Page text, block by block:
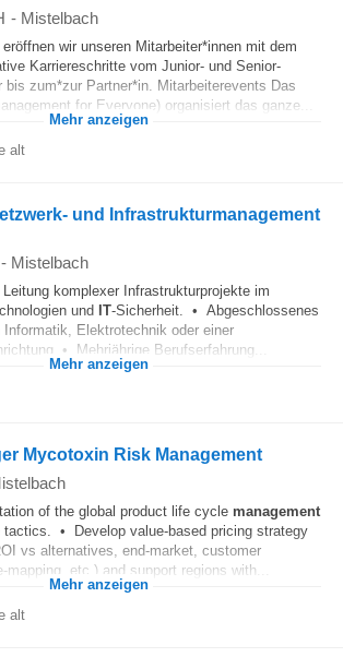
- Mistelbach
wir unseren Mitarbeiter*innen mit dem
Karriereschritte vom Junior- und Senior-
bis zum*zur Partner*in. Mitarbeiterevents Das
for Everyone) organisiert das ganze...
Mehr anzeigen
alt
und Infrastrukturmanagement
- Mistelbach
komplexer Infrastrukturprojekte im
und IT-Sicherheit. • Abgeschlossenes
Elektrotechnik oder einer
• Mehrjährige Berufserfahrung...
Mehr anzeigen
Mycotoxin Risk Management
of the global product life cycle management
tactics. • Develop value‑based pricing strategy
vs alternatives, end‑market, customer
etc.) and support regions with...
Mehr anzeigen
alt